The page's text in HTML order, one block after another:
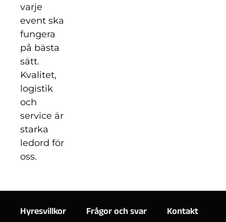
varje
event ska
fungera
på bästa
sätt.
Kvalitet,
logistik
och
service är
starka
ledord för
oss.
Hyresvillkor Frågor och svar Kontakt